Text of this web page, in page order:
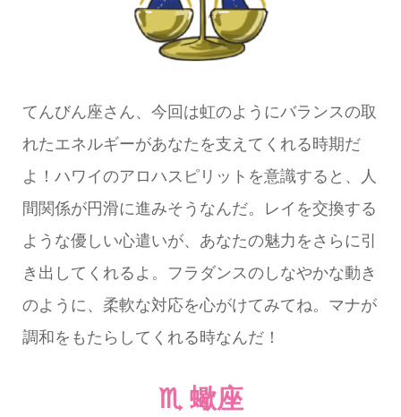
てんびん座さん、今回は虹のようにバランスの取
れたエネルギーがあなたを支えてくれる時期だ
よ！ハワイのアロハスピリットを意識すると、人
間関係が円滑に進みそうなんだ。レイを交換する
ような優しい心遣いが、あなたの魅力をさらに引
き出してくれるよ。フラダンスのしなやかな動き
のように、柔軟な対応を心がけてみてね。マナが
調和をもたらしてくれる時なんだ！
♏ 蠍座